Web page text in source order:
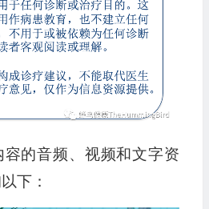
容的音频、视频和文字资
下：